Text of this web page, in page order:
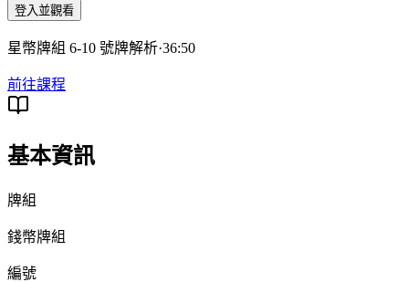
登入並觀看
星幣牌組 6-10 號牌解析·36:50
前往課程
基本資訊
牌組
錢幣牌組
編號